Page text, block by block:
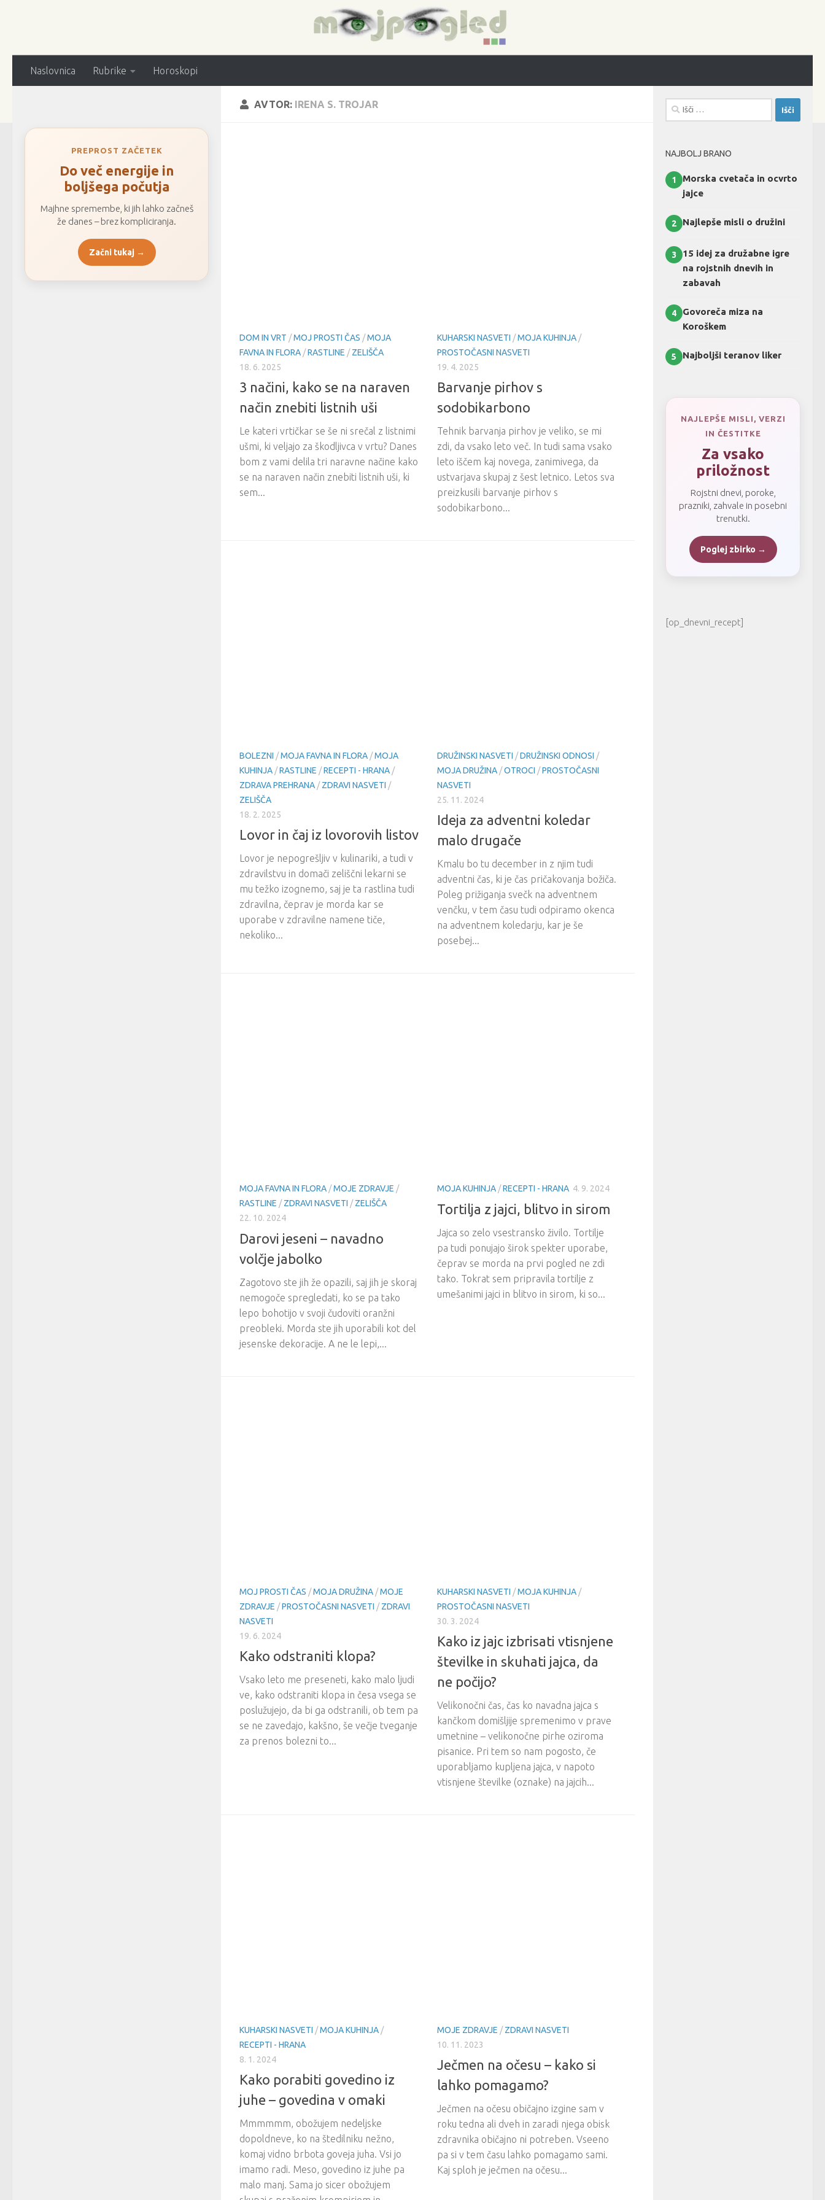
Naslovnica Rubrike Horoskopi
AVTOR: IRENA S. TROJAR
DOM IN VRT /MOJ PROSTI ČAS /MOJA
FAVNA IN FLORA /RASTLINE /ZELIŠČA
18. 6. 2025
3 načini, kako se na naraven
način znebiti listnih uši
Le kateri vrtičkar se še ni srečal z listnimi
ušmi, ki veljajo za škodljivca v vrtu? Danes
bom z vami delila tri naravne načine kako
se na naraven način znebiti listnih uši, ki
sem...
KUHARSKI NASVETI /MOJA KUHINJA /
PROSTOČASNI NASVETI
19. 4. 2025
Barvanje pirhov s
sodobikarbono
Tehnik barvanja pirhov je veliko, se mi
zdi, da vsako leto več. In tudi sama vsako
leto iščem kaj novega, zanimivega, da
ustvarjava skupaj z šest letnico. Letos sva
preizkusili barvanje pirhov s
sodobikarbono...
BOLEZNI /MOJA FAVNA IN FLORA /MOJA
KUHINJA /RASTLINE /RECEPTI - HRANA /
ZDRAVA PREHRANA /ZDRAVI NASVETI /
ZELIŠČA
18. 2. 2025
Lovor in čaj iz lovorovih listov
Lovor je nepogrešljiv v kulinariki, a tudi v
zdravilstvu in domači zeliščni lekarni se
mu težko izognemo, saj je ta rastlina tudi
zdravilna, čeprav je morda kar se
uporabe v zdravilne namene tiče,
nekoliko...
DRUŽINSKI NASVETI /DRUŽINSKI ODNOSI /
MOJA DRUŽINA /OTROCI /PROSTOČASNI
NASVETI
25. 11. 2024
Ideja za adventni koledar
malo drugače
Kmalu bo tu december in z njim tudi
adventni čas, ki je čas pričakovanja božiča.
Poleg prižiganja svečk na adventnem
venčku, v tem času tudi odpiramo okenca
na adventnem koledarju, kar je še
posebej...
MOJA FAVNA IN FLORA /MOJE ZDRAVJE /
RASTLINE /ZDRAVI NASVETI /ZELIŠČA
22. 10. 2024
Darovi jeseni – navadno
volčje jabolko
Zagotovo ste jih že opazili, saj jih je skoraj
nemogoče spregledati, ko se pa tako
lepo bohotijo v svoji čudoviti oranžni
preobleki. Morda ste jih uporabili kot del
jesenske dekoracije. A ne le lepi,...
MOJA KUHINJA /RECEPTI - HRANA 4. 9. 2024
Tortilja z jajci, blitvo in sirom
Jajca so zelo vsestransko živilo. Tortilje
pa tudi ponujajo širok spekter uporabe,
čeprav se morda na prvi pogled ne zdi
tako. Tokrat sem pripravila tortilje z
umešanimi jajci in blitvo in sirom, ki so...
MOJ PROSTI ČAS /MOJA DRUŽINA /MOJE
ZDRAVJE /PROSTOČASNI NASVETI /ZDRAVI
NASVETI
19. 6. 2024
Kako odstraniti klopa?
Vsako leto me preseneti, kako malo ljudi
ve, kako odstraniti klopa in česa vsega se
poslužujejo, da bi ga odstranili, ob tem pa
se ne zavedajo, kakšno, še večje tveganje
za prenos bolezni to...
KUHARSKI NASVETI /MOJA KUHINJA /
PROSTOČASNI NASVETI
30. 3. 2024
Kako iz jajc izbrisati vtisnjene
številke in skuhati jajca, da
ne počijo?
Velikonočni čas, čas ko navadna jajca s
kančkom domišljije spremenimo v prave
umetnine – velikonočne pirhe oziroma
pisanice. Pri tem so nam pogosto, če
uporabljamo kupljena jajca, v napoto
vtisnjene številke (oznake) na jajcih...
KUHARSKI NASVETI /MOJA KUHINJA /
RECEPTI - HRANA
8. 1. 2024
Kako porabiti govedino iz
juhe – govedina v omaki
Mmmmmm, obožujem nedeljske
dopoldneve, ko na štedilniku nežno,
komaj vidno brbota goveja juha. Vsi jo
imamo radi. Meso, govedino iz juhe pa
malo manj. Sama jo sicer obožujem
MOJE ZDRAVJE /ZDRAVI NASVETI
10. 11. 2023
Ječmen na očesu – kako si
lahko pomagamo?
Ječmen na očesu običajno izgine sam v
roku tedna ali dveh in zaradi njega obisk
zdravnika običajno ni potreben. Vseeno
pa si v tem času lahko pomagamo sami.
Kaj sploh je ječmen na očesu...
PREPROST ZAČETEK
Do več energije in
boljšega počutja
Majhne spremembe, ki jih lahko začneš
že danes – brez kompliciranja.
Začni tukaj →
Išči:
NAJBOLJ BRANO
1
Morska cvetača in ocvrto
jajce
2 Najlepše misli o družini
3
15 idej za družabne igre
na rojstnih dnevih in
zabavah
4
Govoreča miza na
Koroškem
5 Najboljši teranov liker
NAJLEPŠE MISLI, VERZI
IN ČESTITKE
Za vsako
priložnost
Rojstni dnevi, poroke,
prazniki, zahvale in posebni
trenutki.
Poglej zbirko →
[op_dnevni_recept]